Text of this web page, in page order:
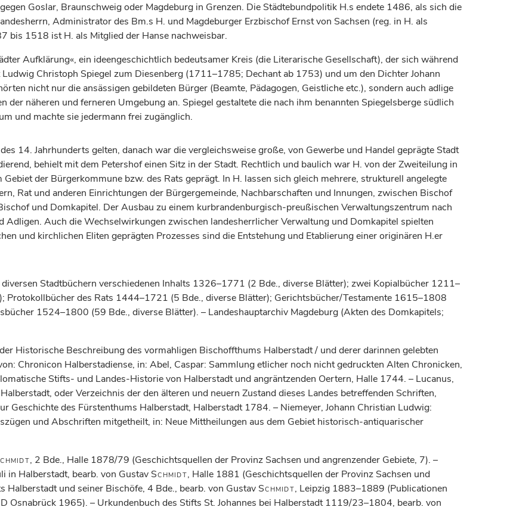
Goslar, Braunschweigoder Magdeburg in Grenzen. Die Städtebundpolitik H.s endete 1486, als sich die
Administrator des Bm.s H. und Magdeburger ErzbischofErnst von Sachsen (reg. in H. als
1518 ist H. als Mitglied der Hanse nachweisbar.
Aufklärung«, ein ideengeschichtlich bedeutsamer Kreis (die Literarische Gesellschaft), der sich während
Christoph Spiegel zum Diesenberg (1711–1785; Dechant ab 1753) und um den Dichter Johann
nicht nur die ansässigen gebildeten Bürger (Beamte, Pädagogen, Geistliche etc.), sondern auch adlige
näheren und ferneren Umgebung an. Spiegel gestaltete die nach ihm benannten Spiegelsberge südlich
und machte sie jedermann frei zugänglich.
14. Jahrhunderts gelten, danach war die vergleichsweise große, von Gewerbe und Handel geprägte Stadt
behielt mit dem Petershof einen Sitz in der Stadt. Rechtlich und baulich war H. von der Zweiteilung in
der Bürgerkommune bzw. des Rats geprägt. In H. lassen sich gleich mehrere, strukturell angelegte
Rat und anderen Einrichtungen der Bürgergemeinde, Nachbarschaften und Innungen, zwischen Bischof
und Domkapitel. Der Ausbau zu einem kurbrandenburgisch-preußischen Verwaltungszentrum nach
Auch die Wechselwirkungen zwischen landesherrlicher Verwaltung und Domkapitel spielten
und kirchlichen Eliten geprägten Prozesses sind die Entstehung und Etablierung einer originären H.er
Stadtbüchern verschiedenen Inhalts 1326–1771 (2 Bde., diverse Blätter); zwei Kopialbücher 1211–
des Rats 1444–1721 (5 Bde., diverse Blätter); Gerichtsbücher/Testamente 1615–1808
1524–1800 (59 Bde., diverse Blätter). – Landeshauptarchiv Magdeburg (Akten des Domkapitels;
Historische Beschreibung des vormahligen Bischoffthums Halberstadt / und derer darinnen gelebten
Chronicon Halberstadiense, in: Abel, Caspar: Sammlung etlicher noch nicht gedruckten Alten Chronicken,
Stifts- und Landes-Historie von Halberstadt und angräntzenden Oertern, Halle 1744. – Lucanus,
oder Verzeichnis der den älteren und neuern Zustand dieses Landes betreffenden Schriften,
Geschichte des Fürstenthums Halberstadt, Halberstadt 1784. – Niemeyer, Johann Christian Ludwig:
und Abschriften mitgetheilt, in: Neue Mittheilungen aus dem Gebiet historisch-antiquarischer
, 2 Bde., Halle 1878/79 (Geschichtsquellen der Provinz Sachsen und angrenzender Gebiete, 7). –
in Halberstadt, bearb. von Gustav Schmidt, Halle 1881 (Geschichtsquellen der Provinz Sachsen und
und seiner Bischöfe, 4 Bde., bearb. von Gustav Schmidt, Leipzig 1883–1889 (Publicationen
Osnabrück 1965). – Urkundenbuch des Stifts St. Johannes bei Halberstadt 1119/23–1804, bearb. von